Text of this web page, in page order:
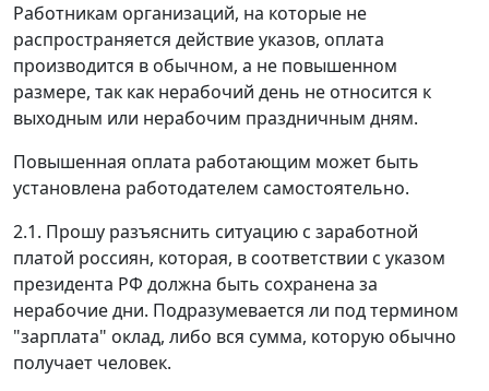
Работникам организаций, на которые не
распространяется действие указов, оплата
производится в обычном, а не повышенном
размере, так как нерабочий день не относится к
выходным или нерабочим праздничным дням.
Повышенная оплата работающим может быть
установлена работодателем самостоятельно.
2.1. Прошу разъяснить ситуацию с заработной
платой россиян, которая, в соответствии с указом
президента РФ должна быть сохранена за
нерабочие дни. Подразумевается ли под термином
"зарплата" оклад, либо вся сумма, которую обычно
получает человек.